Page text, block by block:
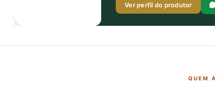
Ver perfil do produtor
QUEM